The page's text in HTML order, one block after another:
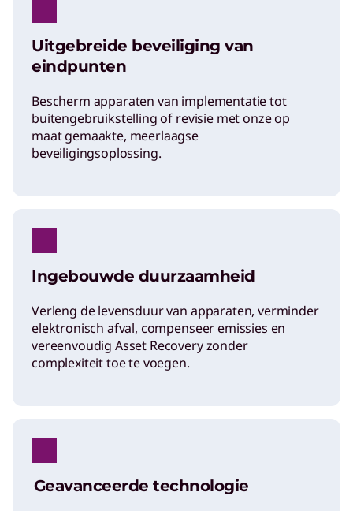
Uitgebreide beveiliging van
eindpunten
Bescherm apparaten van implementatie tot
buitengebruikstelling of revisie met onze op
maat gemaakte, meerlaagse
beveiligingsoplossing.
Ingebouwde duurzaamheid
Verleng de levensduur van apparaten, verminder
elektronisch afval, compenseer emissies en
vereenvoudig Asset Recovery zonder
complexiteit toe te voegen.
Geavanceerde technologie